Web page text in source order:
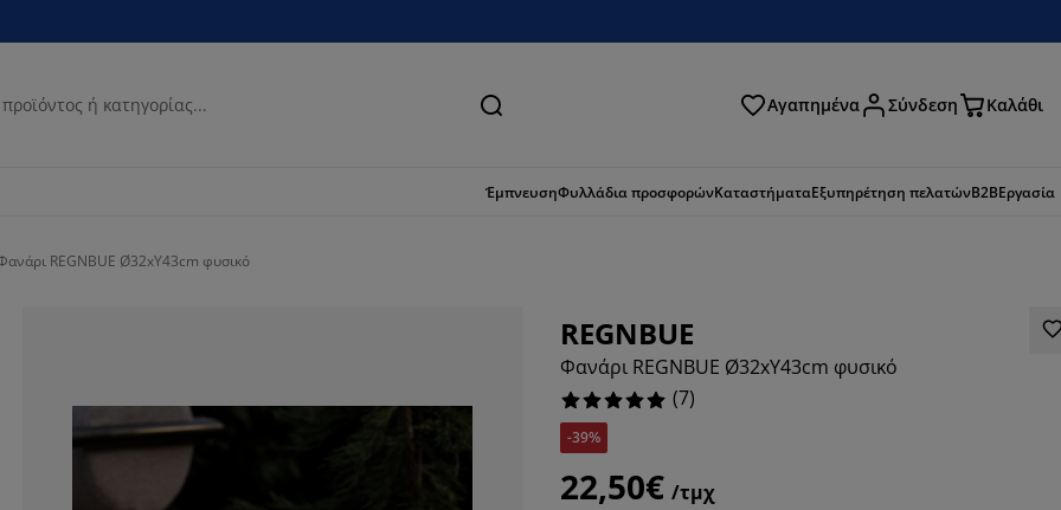
Αναζήτηση Αγαπημένα Σύνδεση Καλάθι
ΈμπνευσηΦυλλάδια προσφορώνΚαταστήματαΕξυπηρέτηση πελατώνB2BΕργασία
REGNBUE Ø32xΥ43cm φυσικό
REGNBUE
Φανάρι REGNBUE Ø32xΥ43cm φυσικό
(7)
-39%
22,50€ /τμχ